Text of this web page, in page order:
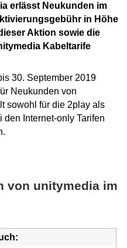
erlässt Neukunden im
in Höhe
Aktion sowie die
Kabeltarife
30. September 2019
Neukunden von
sowohl für die 2play als
Internet-only Tarifen
von unitymedia im